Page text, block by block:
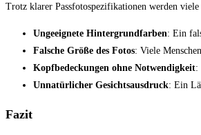
Trotz klarer Passfotospezifikationen werden
Ungeeignete Hintergrundfarben: Ein
Falsche Größe des Fotos: Viele
Kopfbedeckungen ohne Notwendigkeit:
Unnatürlicher Gesichtsausdruck: Ein
Fazit